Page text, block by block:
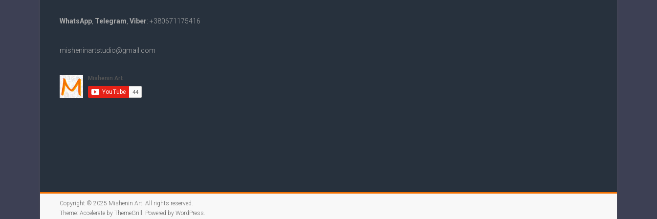
WhatsApp Telegram Viber: +380671175416
misheninartstudio@gmail.com
Copyright © 2025 Mishenin Art. All rights reserved.
Theme: Accelerate by ThemeGrill. Powered by WordPress.